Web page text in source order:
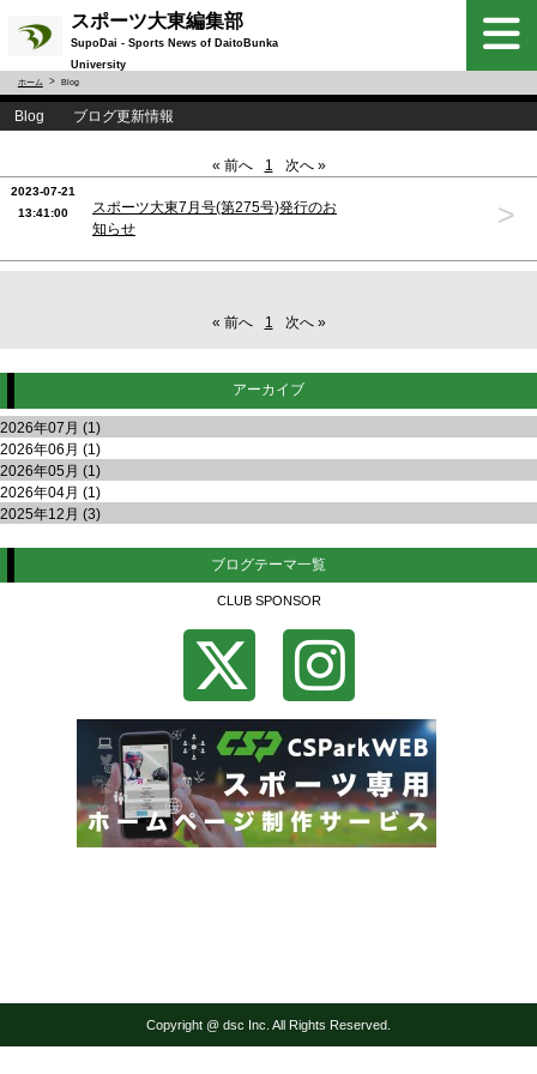
スポーツ大東編集部
SupoDai - Sports News of DaitoBunka
University
ホーム Blog
Blog ブログ更新情報
« 前へ 1 次へ »
2023-07-21
13:41:00
スポーツ大東7月号(第275号)発行のお
知らせ
>
« 前へ 1 次へ »
アーカイブ
2026年07月 (1)
2026年06月 (1)
2026年05月 (1)
2026年04月 (1)
2025年12月 (3)
ブログテーマ一覧
CLUB SPONSOR
Copyright @ dsc Inc. All Rights Reserved.